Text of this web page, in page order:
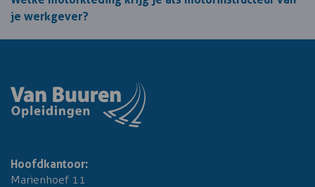
je werkgever?
Hoofdkantoor:
Marienhoef 11